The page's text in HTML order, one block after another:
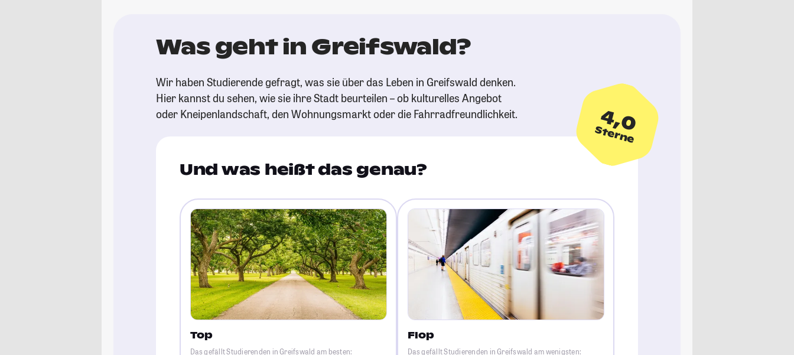
Was geht in Greifswald?
Wir haben Studierende gefragt, was sie über das Leben in Greifswald denken.
Hier kannst du sehen, wie sie ihre Stadt beurteilen – ob kulturelles Angebot
oder Kneipenlandschaft, den Wohnungsmarkt oder die Fahrradfreundlichkeit.
4,0
Sterne
Und was heißt das genau?
Top
Das gefällt Studierenden in Greifswald am besten:
Flop
Das gefällt Studierenden in Greifswald am wenigsten: